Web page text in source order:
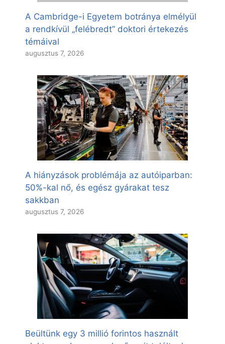
A Cambridge-i Egyetem botránya elmélyül
a rendkívül „felébredt” doktori értekezés
témáival
augusztus 7, 2026
A hiányzások problémája az autóiparban:
50%-kal nő, és egész gyárakat tesz
sakkban
augusztus 7, 2026
Beültünk egy 3 millió forintos használt